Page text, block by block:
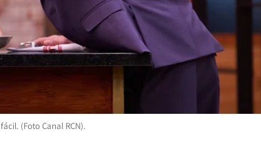
(Foto Canal RCN).